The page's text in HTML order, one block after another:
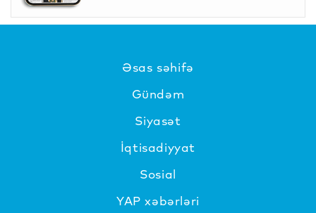
Əsas səhifə
Gündəm
Siyasət
İqtisadiyyat
Sosial
YAP xəbərləri